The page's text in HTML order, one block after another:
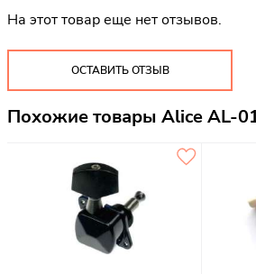
На этот товар еще нет отзывов.
ОСТАВИТЬ ОТЗЫВ
Похожие товары Alice AL-